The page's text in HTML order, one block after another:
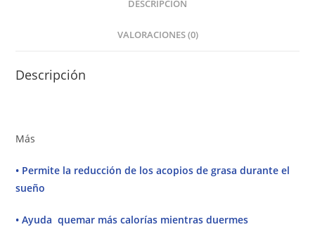
DESCRIPCIÓN
VALORACIONES (0)
Descripción
Más
• Permite la reducción de los acopios de grasa durante el
sueño
•Ayuda quemar más calorías mientras duermes